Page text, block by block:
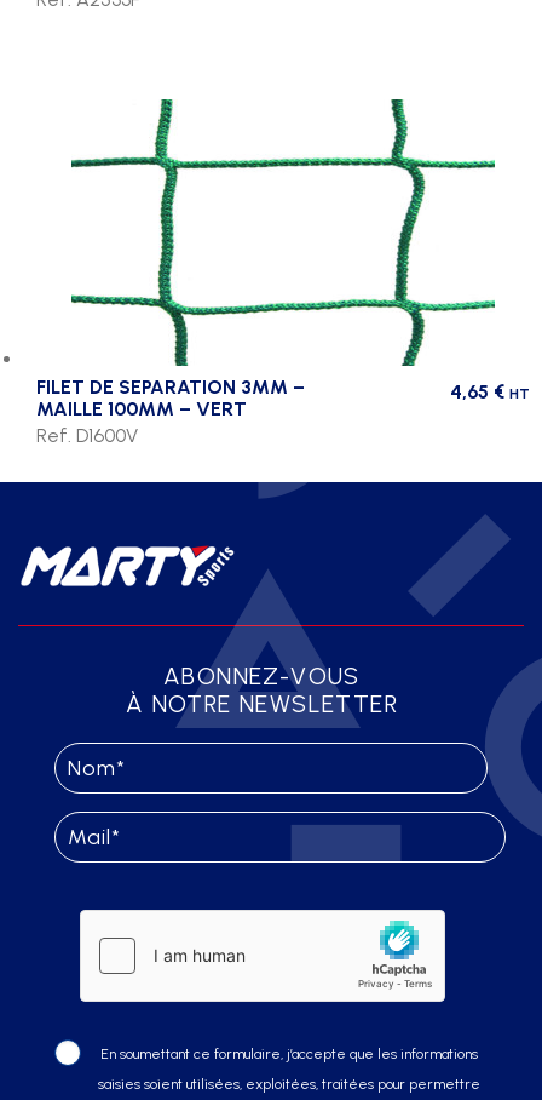
FILET DE SEPARATION 3MM –
MAILLE 100MM – VERT
4,65 € HT
Ref. D1600V
ABONNEZ-VOUS
À NOTRE NEWSLETTER
En soumettant ce formulaire, j’accepte que les informations
saisies soient utilisées, exploitées, traitées pour permettre